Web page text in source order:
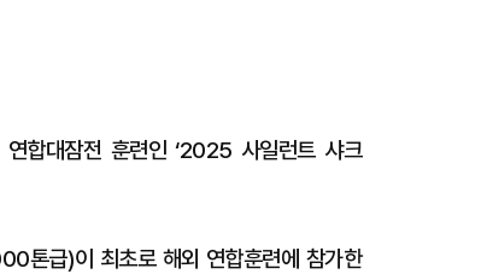
합대잠전 훈련인 ‘2025 사일런트 샤크
톤급)이 최초로 해외 연합훈련에 참가한